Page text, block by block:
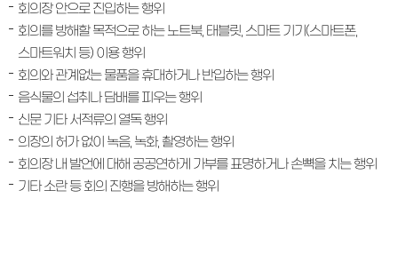
회의장 안으로 진입하는 행위
회의를 방해할 목적으로 하는 노트북, 태블릿, 스마트 기기(스마트폰,
스마트워치 등) 이용 행위
회의와 관계없는 물품을 휴대하거나 반입하는 행위
음식물의 섭취나 담배를 피우는 행위
신문 기타 서적류의 열독 행위
의장의 허가 없이 녹음, 녹화, 촬영하는 행위
회의장 내 발언에 대해 공공연하게 가부를 표명하거나 손뼉을 치는 행위
기타 소란 등 회의 진행을 방해하는 행위